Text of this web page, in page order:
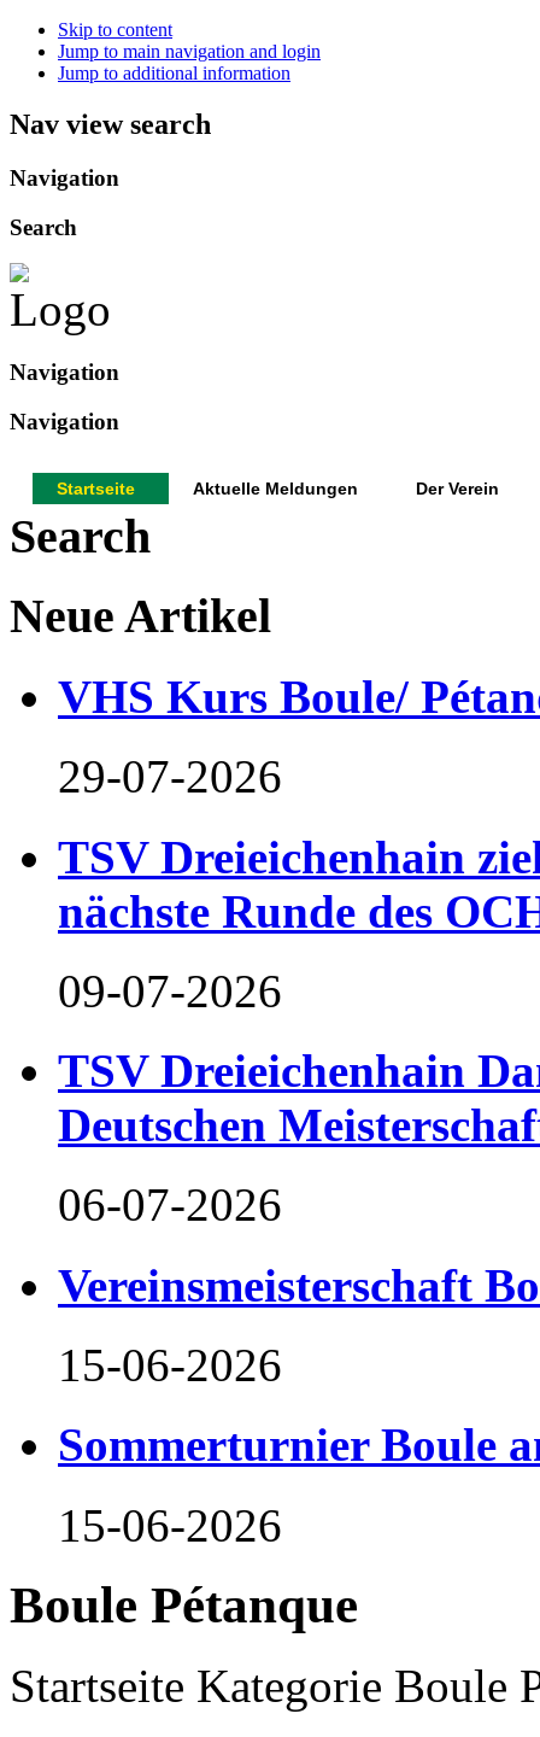
Skip to content
Jump to main navigation and login
Jump to additional information
Nav view search
Navigation
Search
Navigation
Navigation
Startseite Aktuelle Meldungen Der Verein
Search
Neue Artikel
VHS Kurs Boule/
29-07-2026
TSV Dreieichenhain
nächste Runde des
09-07-2026
TSV Dreieichenhain
Deutschen
06-07-2026
Vereinsmeisterschaft
15-06-2026
Sommerturnier Boule
15-06-2026
Boule Pétanque
Startseite Kategorie Boule